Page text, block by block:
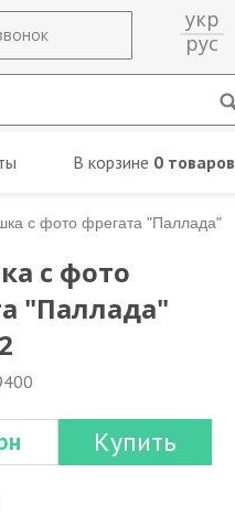
укр
рус
В корзине 0 товаров
с фото фрегата "Паллада"
с фото
"Паллада"
Купить